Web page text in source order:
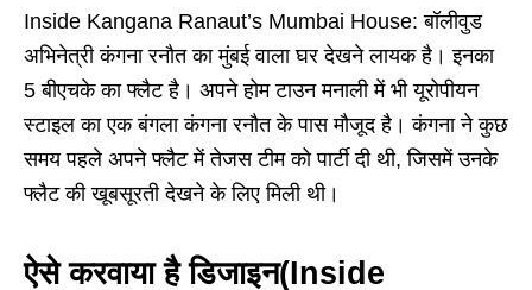
Inside Kangana Ranaut’s Mumbai House: बॉलीवुड
अभिनेत्री कंगना रनौत का मुंबई वाला घर देखने लायक है। इनका
5 बीएचके का फ्लैट है। अपने होम टाउन मनाली में भी यूरोपीयन
स्टाइल का एक बंगला कंगना रनौत के पास मौजूद है। कंगना ने कुछ
समय पहले अपने फ्लैट में तेजस टीम को पार्टी दी थी, जिसमें उनके
फ्लैट की खूबसूरती देखने के लिए मिली थी।
ऐसे करवाया है डिजाइन(Inside